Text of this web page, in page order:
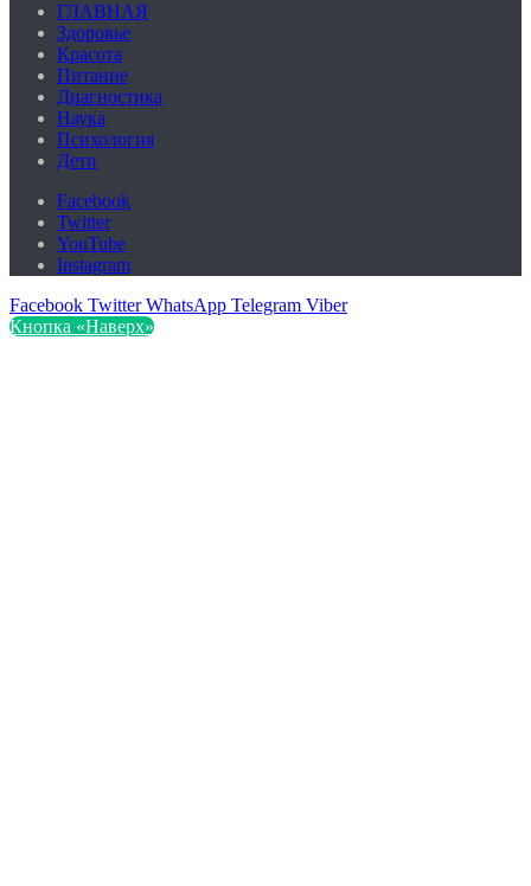
ГЛАВНАЯ
Здоровье
Красота
Питание
Диагностика
Наука
Психология
Дети
Facebook
Twitter
YouTube
Instagram
Facebook Twitter WhatsApp Telegram Viber
Кнопка «Наверх»